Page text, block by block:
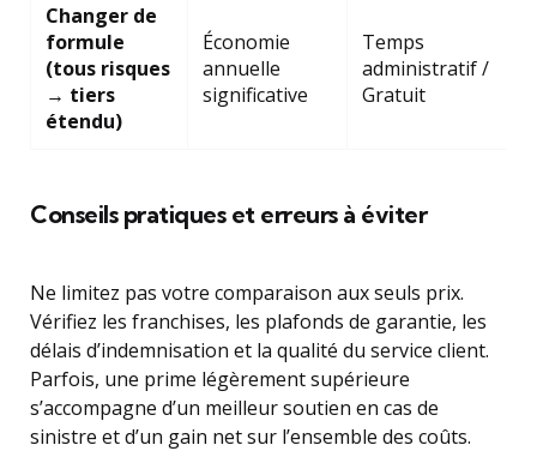
Changer de
formule
(tous risques
→ tiers
étendu)
Économie
annuelle
significative
Temps
administratif /
Gratuit
Conseils pratiques et erreurs à éviter
Ne limitez pas votre comparaison aux seuls prix.
Vérifiez les franchises, les plafonds de garantie, les
délais d’indemnisation et la qualité du service client.
Parfois, une prime légèrement supérieure
s’accompagne d’un meilleur soutien en cas de
sinistre et d’un gain net sur l’ensemble des coûts.